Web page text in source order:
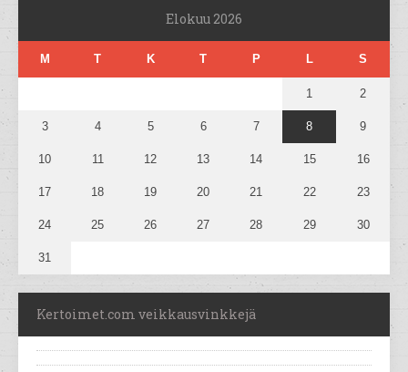
Elokuu 2026
M T K T P L S
1 2
3 4 5 6 7 8 9
10 11 12 13 14 15 16
17 18 19 20 21 22 23
24 25 26 27 28 29 30
31
Kertoimet.com veikkausvinkkejä